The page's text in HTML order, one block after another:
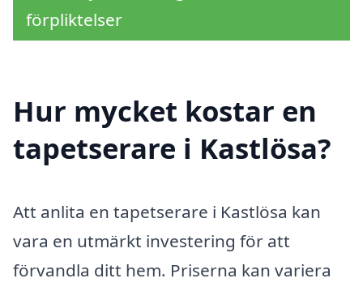
förpliktelser
Hur mycket kostar en
tapetserare i Kastlösa?
Att anlita en tapetserare i Kastlösa kan
vara en utmärkt investering för att
förvandla ditt hem. Priserna kan variera